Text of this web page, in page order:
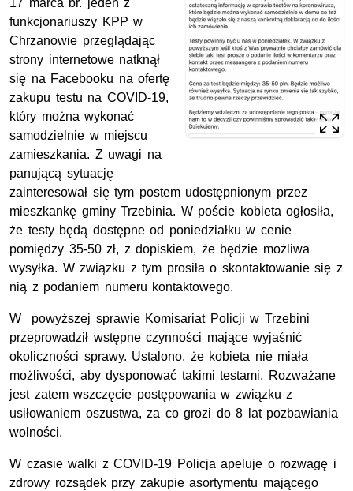
17 marca br. jeden z
funkcjonariuszy KPP w
Chrzanowie przeglądając
strony internetowe natknął
się na Facebooku na ofertę
zakupu testu na COVID-19,
który można wykonać
samodzielnie w miejscu
zamieszkania. Z uwagi na
panującą sytuację
zainteresował się tym postem udostępnionym przez
mieszkankę gminy Trzebinia. W poście kobieta ogłosiła,
że testy będą dostępne od poniedziałku w cenie
pomiędzy 35-50 zł, z dopiskiem, że będzie możliwa
wysyłka. W związku z tym prosiła o skontaktowanie się z
nią z podaniem numeru kontaktowego.
W powyższej sprawie Komisariat Policji w Trzebini
przeprowadził wstępne czynności mające wyjaśnić
okoliczności sprawy. Ustalono, że kobieta nie miała
możliwości, aby dysponować takimi testami. Rozważane
jest zatem wszczęcie postępowania w związku z
usiłowaniem oszustwa, za co grozi do 8 lat pozbawiania
wolności.
W czasie walki z COVID-19 Policja apeluje o rozwagę i
zdrowy rozsądek przy zakupie asortymentu mającego